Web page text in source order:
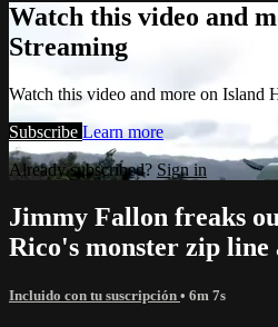
Watch this video and
Streaming
Watch this video and more on Island
Subscribe Learn more
Already subscribed? Sign in
Jimmy Fallon freaks
Rico's monster zip line
Incluido con tu suscripción • 6m 7s